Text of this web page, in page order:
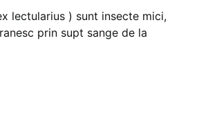
lectularius ) sunt insecte mici,
prin supt sange de la